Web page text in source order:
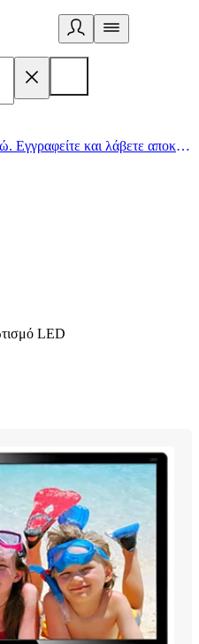
Ο υγιεινός τρόπος ζωής ξεκινά εδώ. Εγγραφείτε και λάβετε αποκλειστικές προσφορές
LED